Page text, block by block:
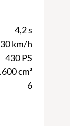
4,2 s
km/h
430 PS
cm³
6